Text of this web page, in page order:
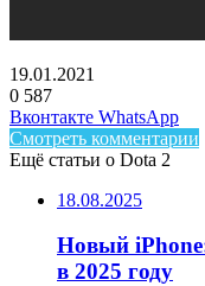
19.01.2021
0 587
Facebook
Twitter
LinkedIn
Вконтакте WhatsApp
Смотреть комментарии
Ещё статьи о Dota 2
18.08.2025
Новый
в 2025 году